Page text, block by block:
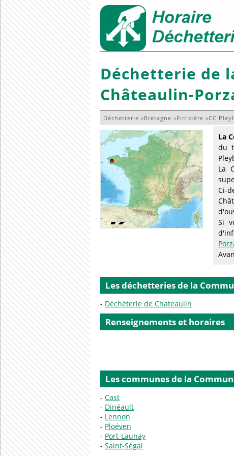
Déchetterie de
Châteaulin-
Déchetterie »Bretagne »Finistère »CC
La
du
La
Ci-
Si
Les déchetteries de la
Déchèterie de Chateaulin
Renseignements et horaires
Les communes de la
Cast
Dinéault
Lennon
Ploéven
Port-Launay
Saint-Ségal